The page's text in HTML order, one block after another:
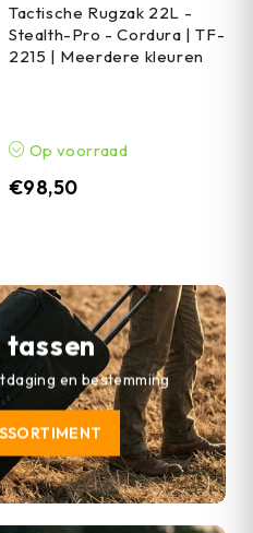
Tactische Rugzak 22L -
Stealth-Pro - Cordura | TF-
2215 | Meerdere kleuren
Op voorraad
€98,50
en bestemming